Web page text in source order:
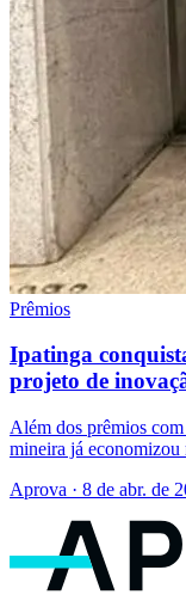
Prêmios
Ipatinga
projeto de
Além dos prêmios
mineira já
Aprova · 8 de abr. de